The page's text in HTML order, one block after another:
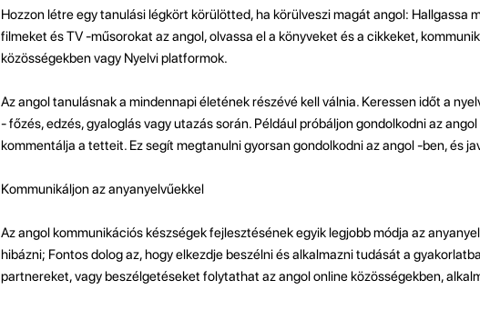
Hozzon létre egy tanulási légkört körülötted, ha körülveszi magát angol: Hallgassa
filmeket és TV -műsorokat az angol, olvassa el a könyveket és a cikkeket,
közösségekben vagy Nyelvi platformok.
Az angol tanulásnak a mindennapi életének részévé kell válnia. Keressen időt a
- főzés, edzés, gyaloglás vagy utazás során. Például próbáljon gondolkodni az
kommentálja a tetteit. Ez segít megtanulni gyorsan gondolkodni az angol -ben, és
Kommunikáljon az anyanyelvűekkel
Az angol kommunikációs készségek fejlesztésének egyik legjobb módja az
hibázni; Fontos dolog az, hogy elkezdje beszélni és alkalmazni tudását a
partnereket, vagy beszélgetéseket folytathat az angol online közösségekben,